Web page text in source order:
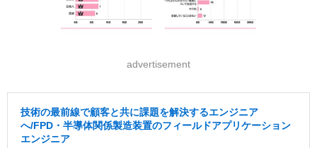
advertisement
技術の最前線で顧客と共に課題を解決するエンジニア
へ/FPD・半導体関係製造装置のフィールドアプリケーション
エンジニア